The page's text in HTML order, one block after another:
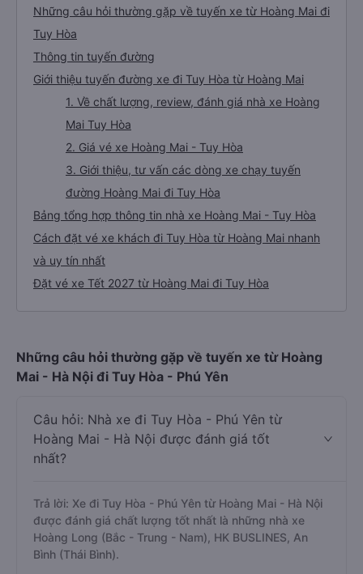
Những câu hỏi thường gặp về tuyến xe từ Hoàng Mai đi
Tuy Hòa
Thông tin tuyến đường
Giới thiệu tuyến đường xe đi Tuy Hòa từ Hoàng Mai
1. Về chất lượng, review, đánh giá nhà xe Hoàng
Mai Tuy Hòa
2. Giá vé xe Hoàng Mai - Tuy Hòa
3. Giới thiệu, tư vấn các dòng xe chạy tuyến
đường Hoàng Mai đi Tuy Hòa
Bảng tổng hợp thông tin nhà xe Hoàng Mai - Tuy Hòa
Cách đặt vé xe khách đi Tuy Hòa từ Hoàng Mai nhanh
và uy tín nhất
Đặt vé xe Tết 2027 từ Hoàng Mai đi Tuy Hòa
Những câu hỏi thường gặp về tuyến xe từ Hoàng
Mai - Hà Nội đi Tuy Hòa - Phú Yên
Câu hỏi: Nhà xe đi Tuy Hòa - Phú Yên từ
Hoàng Mai - Hà Nội được đánh giá tốt
nhất?
Trả lời: Xe đi Tuy Hòa - Phú Yên từ Hoàng Mai - Hà Nội
được đánh giá chất lượng tốt nhất là những nhà xe
Hoàng Long (Bắc - Trung - Nam), HK BUSLINES, An
Bình (Thái Bình).